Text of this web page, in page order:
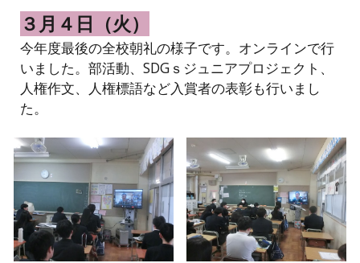
３月４日（火）
今年度最後の全校朝礼の様子です。オンラインで行
いました。部活動、SDGｓジュニアプロジェクト、
人権作文、人権標語など入賞者の表彰も行いまし
た。